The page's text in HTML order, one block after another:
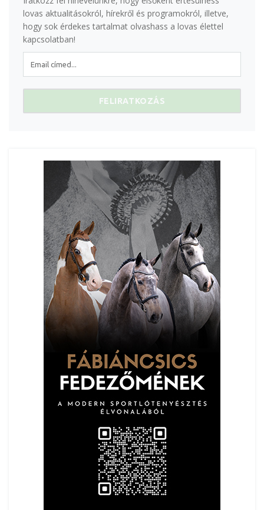
lovas aktualitásokról, hírekről és programokról, illetve,
hogy sok érdekes tartalmat olvashass a lovas élettel
kapcsolatban!